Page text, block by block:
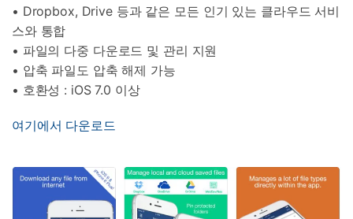
• Dropbox, Drive 등과 같은 모든 인기 있는 클라우드 서비
스와 통합
• 파일의 다중 다운로드 및 관리 지원
• 압축 파일도 압축 해제 가능
• 호환성 : iOS 7.0 이상
여기에서 다운로드